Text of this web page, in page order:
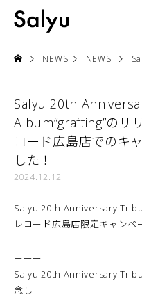
NEWS NEWS Salyu
Salyu 20th
Album“grafting”のリ
コード広島店でのキ
した！
2024.12.12
Salyu 20th Anniversary
レコード広島店限定キャンペ
ーーー
Salyu 20th Anniversary
念し